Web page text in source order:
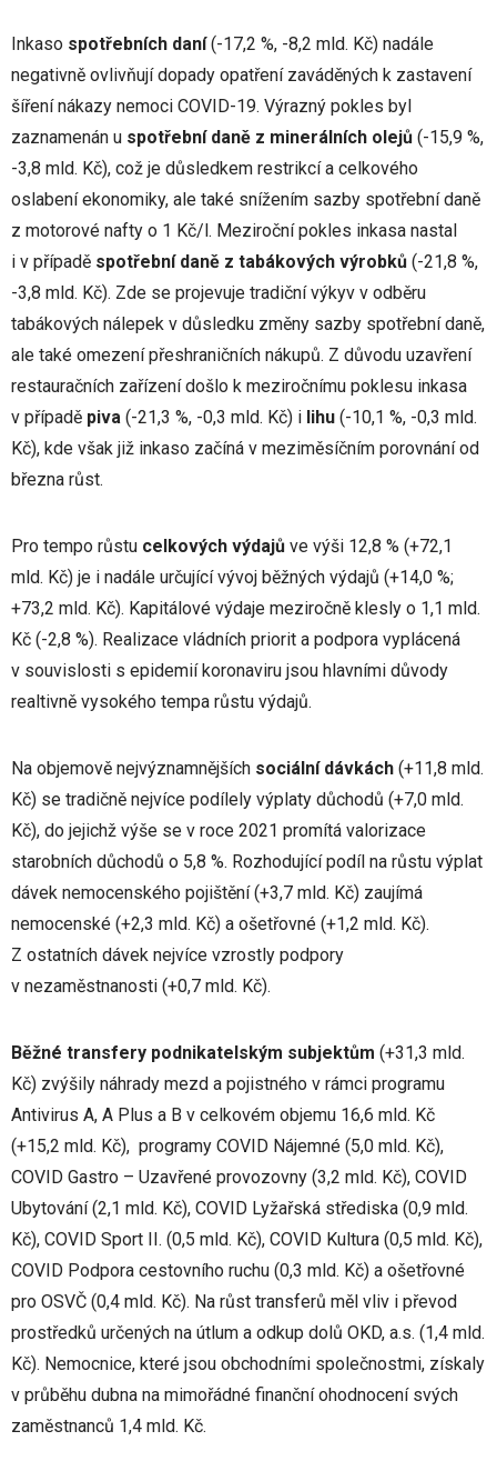
Inkaso spotřebních daní(-17,2 %, -8,2 mld. Kč) nadále
negativně ovlivňují dopady opatření zaváděných k zastavení
šíření nákazy nemoci COVID-19. Výrazný pokles byl
zaznamenán u spotřební daně z minerálních olejů (-15,9 %,
-3,8 mld. Kč), což je důsledkem restrikcí a celkového
oslabení ekonomiky, ale také snížením sazby spotřební daně
z motorové nafty o 1 Kč/l. Meziroční pokles inkasa nastal
i v případě spotřební daně z tabákových výrobků (-21,8 %,
-3,8 mld. Kč). Zde se projevuje tradiční výkyv v odběru
tabákových nálepek v důsledku změny sazby spotřební daně,
ale také omezení přeshraničních nákupů. Z důvodu uzavření
restauračních zařízení došlo k meziročnímu poklesu inkasa
v případě piva (-21,3 %, -0,3 mld. Kč) i lihu (-10,1 %, -0,3 mld.
Kč), kde však již inkaso začíná v meziměsíčním porovnání od
března růst.
Pro tempo růstu celkových výdajů ve výši 12,8 % (+72,1
mld. Kč) je i nadále určující vývoj běžných výdajů (+14,0 %;
+73,2 mld. Kč). Kapitálové výdaje meziročně klesly o 1,1 mld.
Kč (-2,8 %). Realizace vládních priorit a podpora vyplácená
v souvislosti s epidemií koronaviru jsou hlavními důvody
realtivně vysokého tempa růstu výdajů.
Na objemově nejvýznamnějších sociální dávkách (+11,8 mld.
Kč) se tradičně nejvíce podílely výplaty důchodů (+7,0 mld.
Kč), do jejichž výše se v roce 2021 promítá valorizace
starobních důchodů o 5,8 %. Rozhodující podíl na růstu výplat
dávek nemocenského pojištění (+3,7 mld. Kč) zaujímá
nemocenské (+2,3 mld. Kč) a ošetřovné (+1,2 mld. Kč).
Z ostatních dávek nejvíce vzrostly podpory
v nezaměstnanosti (+0,7 mld. Kč).
Běžné transfery podnikatelským subjektům (+31,3 mld.
Kč) zvýšily náhrady mezd a pojistného v rámci programu
Antivirus A, A Plus a B v celkovém objemu 16,6 mld. Kč
(+15,2 mld. Kč), programy COVID Nájemné (5,0 mld. Kč),
COVID Gastro – Uzavřené provozovny (3,2 mld. Kč), COVID
Ubytování (2,1 mld. Kč), COVID Lyžařská střediska (0,9 mld.
Kč), COVID Sport II. (0,5 mld. Kč), COVID Kultura (0,5 mld. Kč),
COVID Podpora cestovního ruchu (0,3 mld. Kč) a ošetřovné
pro OSVČ (0,4 mld. Kč). Na růst transferů měl vliv i převod
prostředků určených na útlum a odkup dolů OKD, a.s. (1,4 mld.
Kč). Nemocnice, které jsou obchodními společnostmi, získaly
v průběhu dubna na mimořádné finanční ohodnocení svých
zaměstnanců 1,4 mld. Kč.